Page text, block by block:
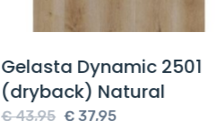
Gelasta Dynamic 2501
(dryback) Natural
€43,95 Oorspronkelijke
€37,95Huidige